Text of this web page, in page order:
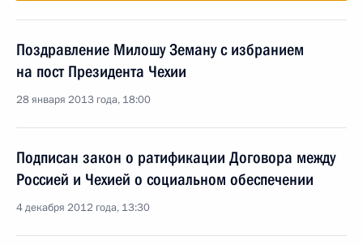
Поздравление Милошу Земану с избранием
на пост Президента Чехии
28 января 2013 года, 18:00
Подписан закон о ратификации Договора между
Россией и Чехией о социальном обеспечении
4 декабря 2012 года, 13:30